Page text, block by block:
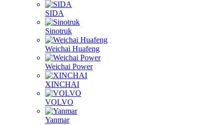
SIDA
Sinotruk
Weichai Huafeng
Weichai Power
XINCHAI
VOLVO
Yanmar